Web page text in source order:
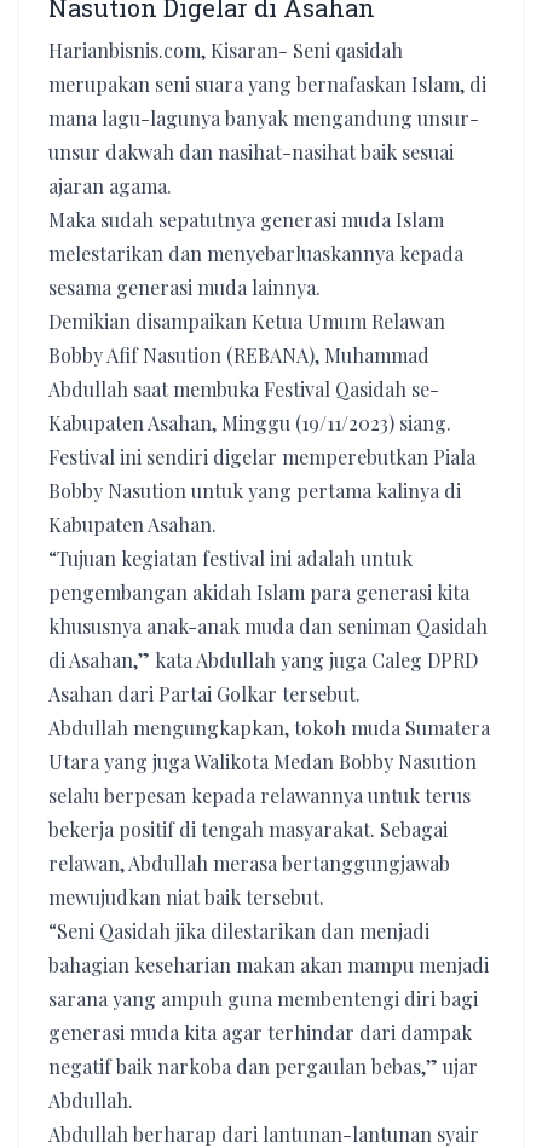
Nasution Digelar di Asahan
Harianbisnis.com, Kisaran- Seni qasidah
merupakan seni suara yang bernafaskan Islam, di
mana lagu-lagunya banyak mengandung unsur-
unsur dakwah dan nasihat-nasihat baik sesuai
ajaran agama.
Maka sudah sepatutnya generasi muda Islam
melestarikan dan menyebarluaskannya kepada
sesama generasi muda lainnya.
Demikian disampaikan Ketua Umum Relawan
Bobby Afif Nasution (REBANA), Muhammad
Abdullah saat membuka Festival Qasidah se-
Kabupaten Asahan, Minggu (19/11/2023) siang.
Festival ini sendiri digelar memperebutkan Piala
Bobby Nasution untuk yang pertama kalinya di
Kabupaten Asahan.
“Tujuan kegiatan festival ini adalah untuk
pengembangan akidah Islam para generasi kita
khususnya anak-anak muda dan seniman Qasidah
di Asahan,” kata Abdullah yang juga Caleg DPRD
Asahan dari Partai Golkar tersebut.
Abdullah mengungkapkan, tokoh muda Sumatera
Utara yang juga Walikota Medan Bobby Nasution
selalu berpesan kepada relawannya untuk terus
bekerja positif di tengah masyarakat. Sebagai
relawan, Abdullah merasa bertanggungjawab
mewujudkan niat baik tersebut.
“Seni Qasidah jika dilestarikan dan menjadi
bahagian keseharian makan akan mampu menjadi
sarana yang ampuh guna membentengi diri bagi
generasi muda kita agar terhindar dari dampak
negatif baik narkoba dan pergaulan bebas,” ujar
Abdullah.
Abdullah berharap dari lantunan-lantunan syair